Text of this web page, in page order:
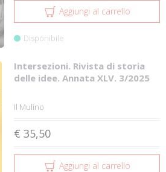
Aggiungi al carrello
Disponibile
Intersezioni. Rivista di storia
delle idee. Annata XLV. 3/2025
Il Mulino
€ 35,50
Aggiungi al carrello